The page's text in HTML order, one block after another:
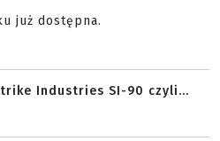
już dostępna.
Industries SI-90 czyli...